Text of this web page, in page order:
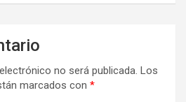
no será publicada. Los
marcados con *